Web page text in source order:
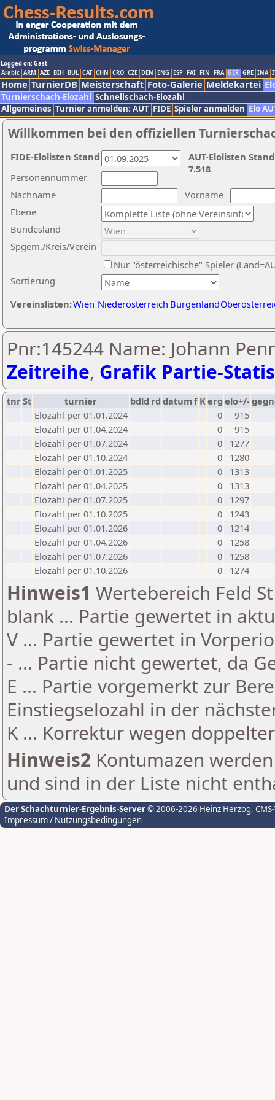
Logged on: Gast
Arabic ARM AZE BIH BUL CAT CHN CRO CZE DEN ENG ESP FAI FIN FRA GER GRE INA
Home TurnierDB Meisterschaft Foto-Galerie Meldekartei
Turnierschach-Elozahl Schnellschach-Elozahl
Allgemeines Turnier anmelden: AUT FIDE Spieler anmelden Elo
Willkommen bei den offiziellen
Nachname
Vorname
Ebene
Sortierung
Personennummer
Bundesland
Spgem./Kreis/Verein
Nur "österreichische" Spieler
Vereinslisten:Wien Niederösterreich Burgenland
AUT-Elolisten
7.518
FIDE-Elolisten Stand
Pnr:145244 Name: Johann
Zeitreihe, Grafik Partie-
tnrSt turnier bdld rd datumf Kerg elo+/-
Elozahl per 01.01.2024
0
915
Elozahl per 01.04.2024
0
915
Elozahl per 01.07.2024
0
1277
Elozahl per 01.10.2024
0
1280
Elozahl per 01.01.2025
0
1313
Elozahl per 01.04.2025
0
1313
Elozahl per 01.07.2025
0
1297
Elozahl per 01.10.2025
0
1243
Elozahl per 01.01.2026
0
1214
Elozahl per 01.04.2026
0
1258
Elozahl per 01.07.2026
0
1258
Elozahl per 01.10.2026
0 1274
Hinweis1 Wertebereich Feld
blank ... Partie gewertet in
V ... Partie gewertet in
- ... Partie nicht gewertet, da
E ... Partie vorgemerkt zur
Einstiegselozahl in der
K ... Korrektur wegen
Hinweis2 Kontumazen
und sind in der Liste nicht
Der Schachturnier-Ergebnis-Server© 2006-2026 Heinz Herzog,
Impressum / Nutzungsbedingungen